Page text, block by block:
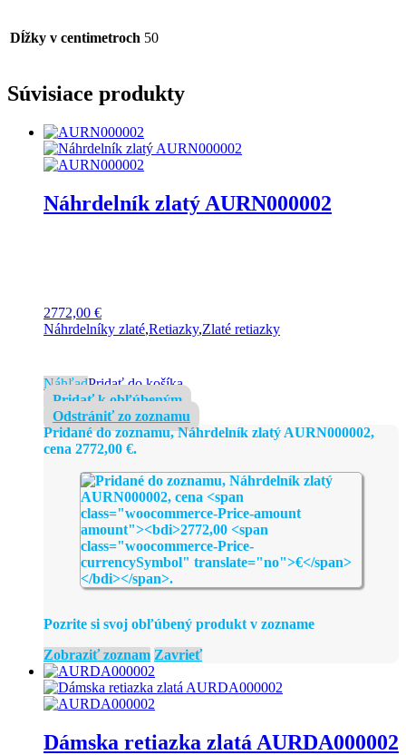
Dĺžky v centimetroch 50
Súvisiace produkty
Náhrdelník zlatý AURN000002
2772,00 €
Náhrdelníky zlaté,Retiazky,Zlaté retiazky
NáhľadPridať do košíka
Pridať k obľúbeným
Odstrániť zo zoznamu
Pridané do zoznamu, Náhrdelník zlatý AURN000002,
cena 2772,00 €.
Pozrite si svoj obľúbený produkt v zozname
Zobraziť zoznam Zavrieť
Dámska retiazka zlatá AURDA000002